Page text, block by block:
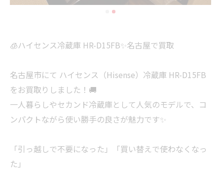
🧊ハイセンス冷蔵庫 HR-D15FB✨名古屋で買取
名古屋市にて ハイセンス（Hisense）冷蔵庫 HR-D15FB
をお買取りしました！🚚
一人暮らしやセカンド冷蔵庫として人気のモデルで、コ
ンパクトながら使い勝手の良さが魅力です✨
「引っ越しで不要になった」「買い替えで使わなくなっ
た」